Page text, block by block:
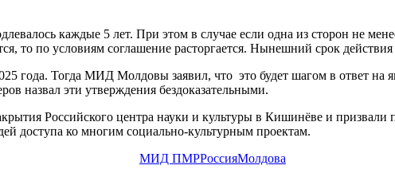
каждые 5 лет. При этом в случае если одна из сторон не
то по условиям соглашение расторгается. Нынешний срок
года. Тогда МИД Молдовы заявил, что это будет шагом в ответ
назвал эти утверждения бездоказательными.
Российского центра науки и культуры в Кишинёве и
доступа ко многим социально-культурным проектам.
МИД ПМРРоссияМолдова